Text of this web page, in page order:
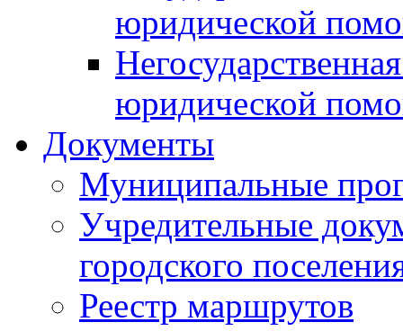
юридической
юридической
Документы
Муниципальные
Учредительные
городского
Реестр маршрутов